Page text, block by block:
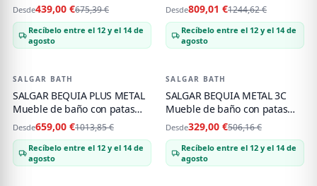
120+puerta y Lavabo Lisboa
Desde439,00 €675,39 €
Recíbelo entre el 12 y el 14 de
agosto
Vilna Mineral Solid
Desde809,01 €1244,62 €
Recíbelo entre el 12 y el 14 de
agosto
-35%
SALGAR BATH
SALGAR BEQUIA PLUS METAL
Mueble de baño con patas
120+puerta Lavabo Veneto
Desde659,00 €1013,85 €
Recíbelo entre el 12 y el 14 de
agosto
-35%
SALGAR BATH
SALGAR BEQUIA METAL 3C
Mueble de baño con patas
60-80-100-120 Lavabo
Constanza
Desde329,00 €506,16 €
Recíbelo entre el 12 y el 14 de
agosto